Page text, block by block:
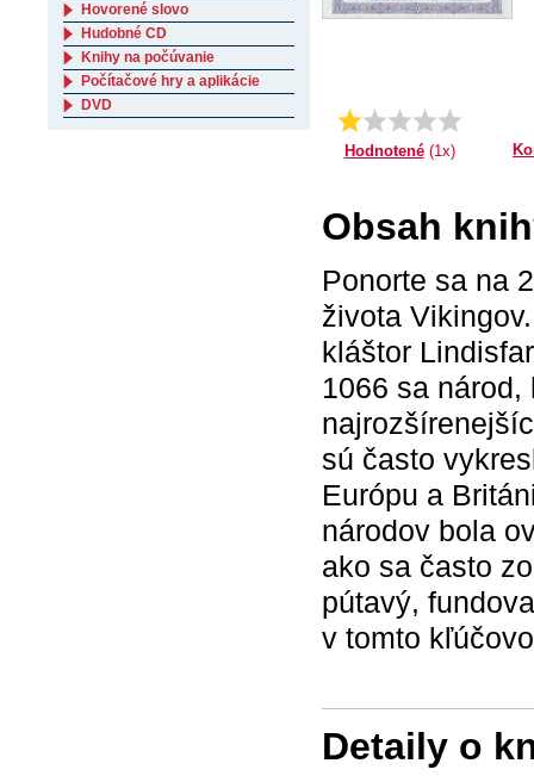
Priemer:
1.0
Hodnotené(1x)
Obsah
Ponorte sa na
života
kláštor
1066 sa
sú často
Európu a
národov bola
ako sa často
pútavý,
v tomto
Detaily o
Hovorené slovo
Hudobné CD
Knihy na počúvanie
Počítačové hry a aplikácie
DVD